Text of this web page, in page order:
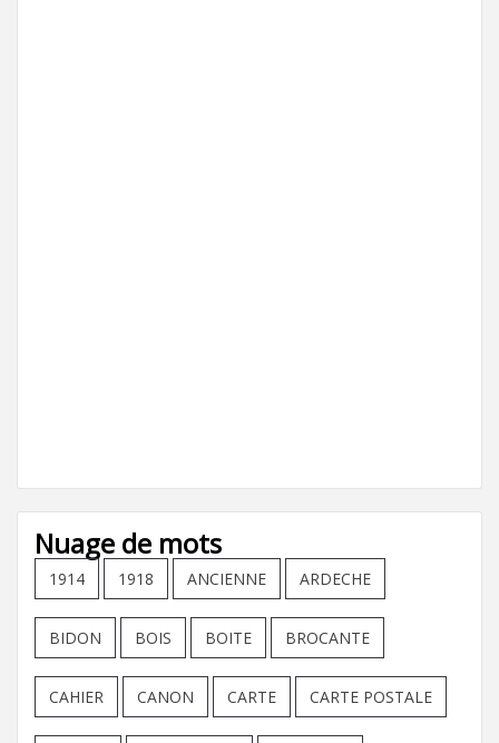
Nuage de mots
1914 1918 ANCIENNE ARDECHE
BIDON BOIS BOITE BROCANTE
CAHIER CANON CARTE CARTE POSTALE